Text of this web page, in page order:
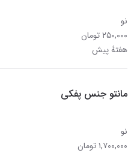
نو
۲۵۰,۰۰۰ تومان
هفتهٔ پیش
مانتو جنس پفکی
نو
۱,۷۰۰,۰۰۰ تومان